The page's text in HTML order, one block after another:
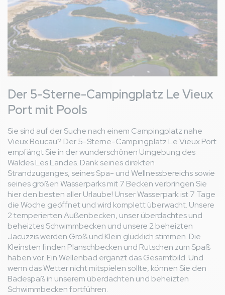
Der 5-Sterne-Campingplatz Le Vieux
Port mit Pools
Sie sind auf der Suche nach einem Campingplatz nahe
Vieux Boucau? Der 5-Sterne-Campingplatz Le Vieux Port
empfängt Sie in der wunderschönen Umgebung des
Waldes Les Landes. Dank seines direkten
Strandzuganges, seines Spa- und Wellnessbereichs sowie
seines großen Wasserparks mit 7 Becken verbringen Sie
hier den besten aller Urlaube! Unser Wasserpark ist 7 Tage
die Woche geöffnet und wird komplett überwacht. Unsere
2 temperierten Außenbecken, unser überdachtes und
beheiztes Schwimmbecken und unsere 2 beheizten
Jacuzzis werden Groß und Klein glücklich stimmen. Die
Kleinsten finden Planschbecken und Rutschen zum Spaß
haben vor. Ein Wellenbad ergänzt das Gesamtbild. Und
wenn das Wetter nicht mitspielen sollte, können Sie den
Badespaß in unserem überdachten und beheizten
Schwimmbecken fortführen.